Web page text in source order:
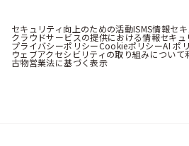
セキュリティ向上のための活動ISMS情報セ
クラウドサービスの提供における情報セキュ
プライバシーポリシーCookieポリシーAI ポ
ウェブアクセシビリティの取り組みについて
古物営業法に基づく表示